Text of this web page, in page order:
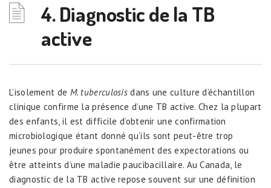
4. Diagnostic de la TB
active
L’isolement de M. tuberculosis dans une culture d’échantillon
clinique confirme la présence d’une TB active. Chez la plupart
des enfants, il est difficile d’obtenir une confirmation
microbiologique étant donné qu’ils sont peut-être trop
jeunes pour produire spontanément des expectorations ou
être atteints d’une maladie paucibacillaire. Au Canada, le
diagnostic de la TB active repose souvent sur une définition